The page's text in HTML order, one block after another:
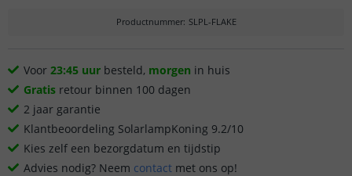
Productnummer: SLPL-FLAKE
Voor 23:45 uur besteld, morgen in huis
Gratis retour binnen 100 dagen
2 jaar garantie
Klantbeoordeling SolarlampKoning 9.2/10
Kies zelf een bezorgdatum en tijdstip
Advies nodig? Neem contact met ons op!